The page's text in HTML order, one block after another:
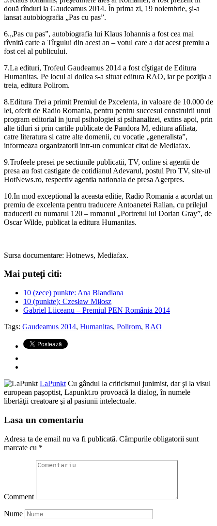
două rînduri la Gaudeamus 2014. În prima zi, 19 noiembrie, şi-a
lansat autobiografia „Pas cu pas”.
6.„Pas cu pas”, autobiografia lui Klaus Iohannis a fost cea mai
rîvnită carte a Tîrgului din acest an – votul care a dat acest premiu a
fost cel al publicului.
7.La edituri, Trofeul Gaudeamus 2014 a fost cîştigat de Editura
Humanitas. Pe locul al doilea s-a situat editura RAO, iar pe poziţia a
treia, editura Polirom.
8.Editura Trei a primit Premiul de Pxcelenta, in valoare de 10.000 de
lei, oferit de Radio Romania, pentru pentru succesul construirii unui
program editorial in jurul psihologiei si psihanalizei, extins apoi, prin
alte titluri si prin cartile publicate de Pandora M, editura afiliata,
catre literatura si catre alte domenii, cu vocatie „generalista”,
informeaza organizatorii intr-un comunicat citat de Mediafax.
9.Trofeele presei pe sectiunile publicatii, TV, online si agentii de
presa au fost castigate de cotidianul Adevarul, postul Pro TV, site-ul
HotNews.ro, respectiv agentia nationala de presa Agerpres.
10.In mod exceptional la aceasta editie, Radio Romania a acordat un
premiu de excelenta pentru traducere Antoanetei Ralian, cu prilejul
traducerii cu numarul 120 – romanul „Portretul lui Dorian Gray”, de
Oscar Wilde, publicat la editura Humanitas.
Sursa documentare: Hotnews, Mediafax.
Mai puteţi citi:
10 (zece) punkte: Ana Blandiana
10 (punkte): Czesław Miłosz
Gabriel Liiceanu – Premiul PEN România 2014
Tags: Gaudeamus 2014, Humanitas, Polirom, RAO
LaPunkt Cu gândul la criticismul junimist, dar şi la visul
european paşoptist, Lapunkt.ro provoacă la dialog, în numele
libertăţii creatoare şi al pasiunii intelectuale.
Lasa un comentariu
Adresa ta de email nu va fi publicată. Câmpurile obligatorii sunt
marcate cu *
Comment
Nume